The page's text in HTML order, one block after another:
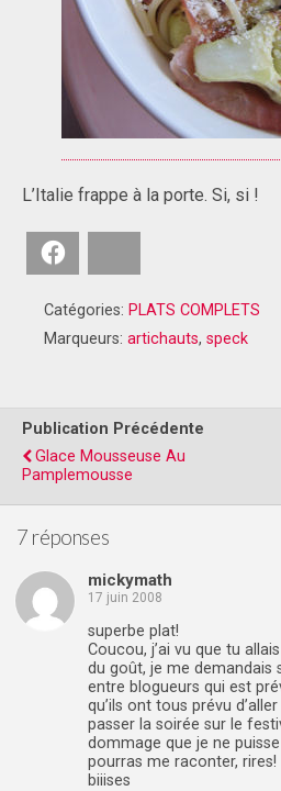
L’Italie frappe à la porte. Si, si !
Catégories: PLATS COMPLETS
Marqueurs: artichauts, speck
Publication Précédente
Glace Mousseuse Au
Pamplemousse
7 réponses
mickymath
17 juin 2008
superbe plat!
Coucou, j’ai vu que tu
du goût, je me demandais
entre blogueurs qui est
qu’ils ont tous prévu
passer la soirée sur le
dommage que je ne
pourras me raconter, rires!
biiises